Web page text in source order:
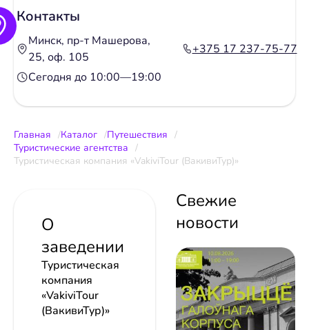
Контакты
Минск, пр-т Машерова,
25, оф. 105
+375 17 237-75-77
Сегодня до 10:00—19:00
Главная Каталог
Путешествия
Туристические агентства
Туристическая компания «VakiviTour (ВакивиТур)»
О
заведении
Туристическая
компания
«VakiviTour
(ВакивиТур)»
Свежие
новости